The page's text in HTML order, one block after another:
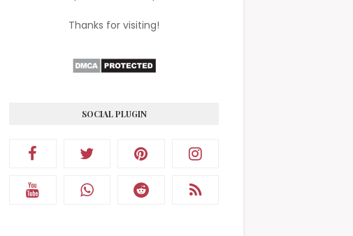
Thanks for visiting!
SOCIAL PLUGIN